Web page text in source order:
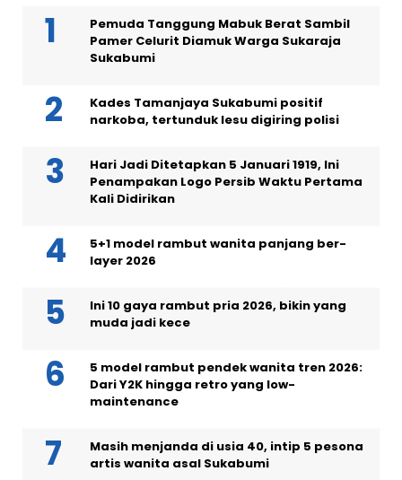
Pemuda Tanggung Mabuk Berat Sambil
Pamer Celurit Diamuk Warga Sukaraja
Sukabumi
Kades Tamanjaya Sukabumi positif
narkoba, tertunduk lesu digiring polisi
Hari Jadi Ditetapkan 5 Januari 1919, Ini
Penampakan Logo Persib Waktu Pertama
Kali Didirikan
5+1 model rambut wanita panjang ber-
layer 2026
Ini 10 gaya rambut pria 2026, bikin yang
muda jadi kece
5 model rambut pendek wanita tren 2026:
Dari Y2K hingga retro yang low-
maintenance
Masih menjanda di usia 40, intip 5 pesona
artis wanita asal Sukabumi